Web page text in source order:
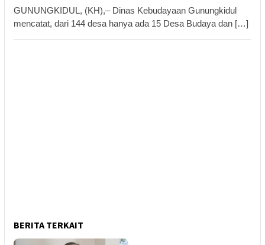
GUNUNGKIDUL, (KH),– Dinas Kebudayaan Gunungkidul
mencatat, dari 144 desa hanya ada 15 Desa Budaya dan […]
BERITA TERKAIT